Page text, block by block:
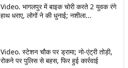
Video. भागलपुर में बाइक चोरी करते 2 युवक रंगे
हाथ धराए, लोगों ने की धुनाई; नशीला...
Video. स्टेशन चौक पर ड्रामा; नो-एंट्री तोड़ी,
रोकने पर पुलिस से बहस, फिर हुई कार्रवाई